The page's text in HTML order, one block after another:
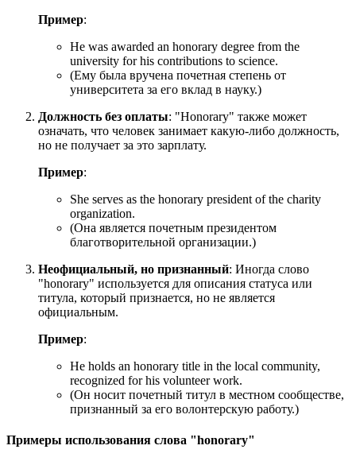
Пример:
He was awarded an honorary degree from the
university for his contributions to science.
(Ему была вручена почетная степень от
университета за его вклад в науку.)
Должность без оплаты: "Honorary" также может
означать, что человек занимает какую-либо должность,
но не получает за это зарплату.
Пример:
She serves as the honorary president of the charity
organization.
(Она является почетным президентом
благотворительной организации.)
Неофициальный, но признанный: Иногда слово
"honorary" используется для описания статуса или
титула, который признается, но не является
официальным.
Пример:
He holds an honorary title in the local community,
recognized for his volunteer work.
(Он носит почетный титул в местном сообществе,
признанный за его волонтерскую работу.)
Примеры использования слова "honorary"